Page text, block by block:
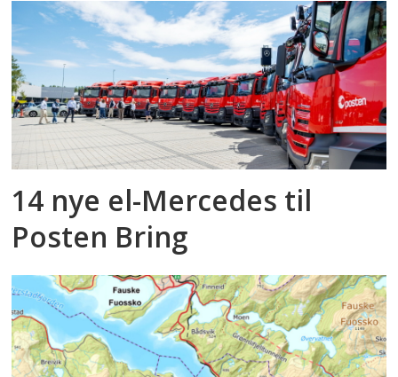
14 nye el-Mercedes til
Posten Bring